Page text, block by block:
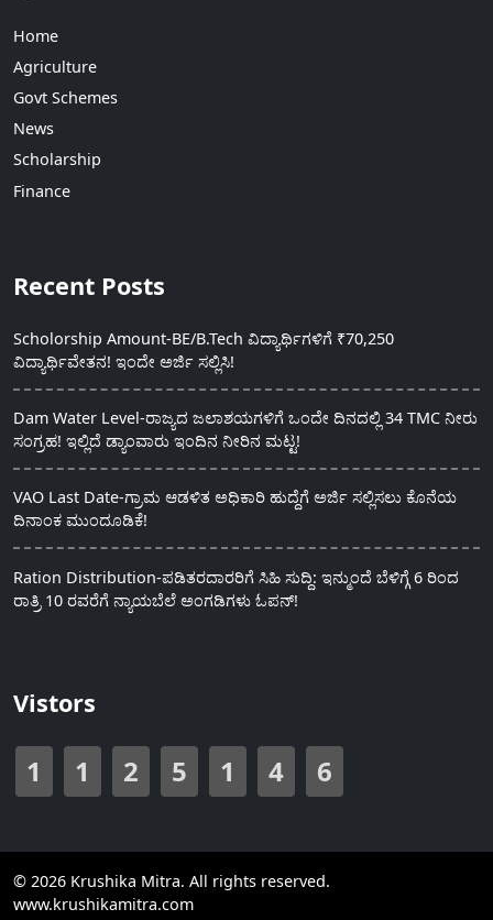
Home
Agriculture
Govt Schemes
News
Scholarship
Finance
Recent Posts
Scholorship Amount-BE/B.Tech ವಿದ್ಯಾರ್ಥಿಗಳಿಗೆ ₹70,250
ವಿದ್ಯಾರ್ಥಿವೇತನ! ಇಂದೇ ಅರ್ಜಿ ಸಲ್ಲಿಸಿ!
Dam Water Level-ರಾಜ್ಯದ ಜಲಾಶಯಗಳಿಗೆ ಒಂದೇ ದಿನದಲ್ಲಿ 34 TMC ನೀರು
ಸಂಗ್ರಹ! ಇಲ್ಲಿದೆ ಡ್ಯಾಂವಾರು ಇಂದಿನ ನೀರಿನ ಮಟ್ಟ!
VAO Last Date-ಗ್ರಾಮ ಆಡಳಿತ ಅಧಿಕಾರಿ ಹುದ್ದೆಗೆ ಅರ್ಜಿ ಸಲ್ಲಿಸಲು ಕೊನೆಯ
ದಿನಾಂಕ ಮುಂದೂಡಿಕೆ!
Ration Distribution-ಪಡಿತರದಾರರಿಗೆ ಸಿಹಿ ಸುದ್ದಿ: ಇನ್ಮುಂದೆ ಬೆಳಿಗ್ಗೆ 6 ರಿಂದ
ರಾತ್ರಿ 10 ರವರೆಗೆ ನ್ಯಾಯಬೆಲೆ ಅಂಗಡಿಗಳು ಓಪನ್!
Vistors
1 1 2 5 1 4 6
© 2026 Krushika Mitra. All rights reserved.
www.krushikamitra.com